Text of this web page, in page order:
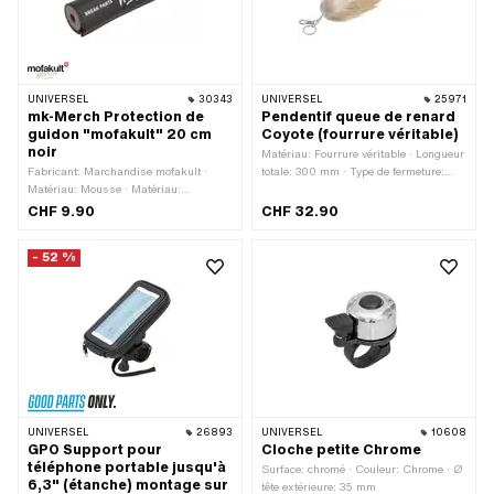
UNIVERSEL 30343
mk-Merch Protection de
guidon "mofakult" 20 cm
noir
Fabricant: Marchandise mofakult ·
Matériau: Mousse · Matériau:
Plastique · Couleur: blanc · Couleur:
Ø intérieur: 13 mm
CHF 9.90
UNIVERSEL 25971
Pendentif queue de renard
Coyote (fourrure véritable)
Matériau: Fourrure véritable · Longueur
totale: 300 mm · Type de fermeture:
CHF 32.90
- 52 %
UNIVERSEL 26893
GPO Support pour
téléphone portable jusqu'à
6,3" (étanche) montage sur
UNIVERSEL 10608
Cloche petite Chrome
Surface: chromé · Couleur: Chrome · Ø
tête extérieure: 35 mm